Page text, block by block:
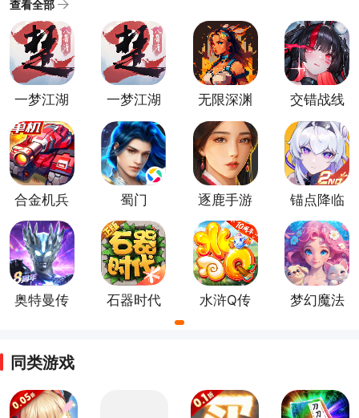
玩家带来身临其境的沉浸式体验，如果你对角色扮演游
戏感兴趣，下面这些游戏值得一试！快来挑选一个开始
你的冒险之旅吧！
查看全部
一梦江湖
百度版
一梦江湖
正式版
无限深渊
手游
交错战线
官方正版
合金机兵
官方版
蜀门 逐鹿手游
锚点降临
手游
奥特曼传
石器时代
水浒Q传
梦幻魔法
同类游戏